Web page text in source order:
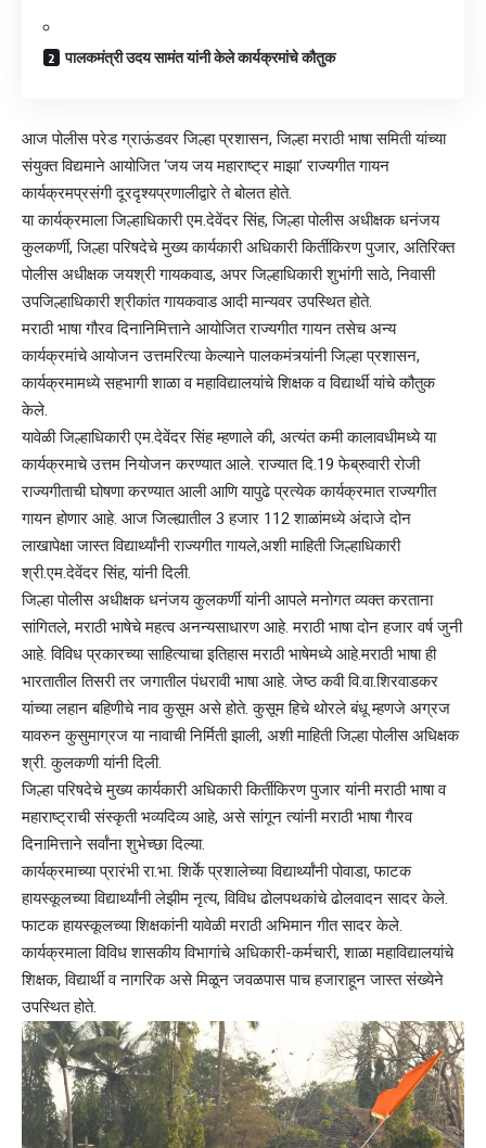
पालकमंत्री उदय सामंत यांनी केले कार्यक्रमांचे कौतुक
आज पोलीस परेड ग्राऊंडवर जिल्हा प्रशासन, जिल्हा मराठी भाषा समिती यांच्या
संयुक्त विद्यमाने आयोजित ‘जय जय महाराष्ट्र माझा’ राज्यगीत गायन
कार्यक्रमप्रसंगी दूरदृश्यप्रणालीद्वारे ते बोलत होते.
या कार्यक्रमाला जिल्हाधिकारी एम.देवेंदर सिंह, जिल्हा पोलीस अधीक्षक धनंजय
कुलकर्णी, जिल्हा परिषदेचे मुख्य कार्यकारी अधिकारी किर्तीकिरण पुजार, अतिरिक्त
पोलीस अधीक्षक जयश्री गायकवाड, अपर जिल्हाधिकारी शुभांगी साठे, निवासी
उपजिल्हाधिकारी श्रीकांत गायकवाड आदी मान्यवर उपस्थित होते.
मराठी भाषा गौरव दिनानिमित्ताने आयोजित राज्यगीत गायन तसेच अन्य
कार्यक्रमांचे आयोजन उत्तमरित्या केल्याने पालकमंत्र्यांनी जिल्हा प्रशासन,
कार्यक्रमामध्ये सहभागी शाळा व महाविद्यालयांचे शिक्षक व विद्यार्थी यांचे कौतुक
केले.
यावेळी जिल्हाधिकारी एम.देवेंदर सिंह म्हणाले की, अत्यंत कमी कालावधीमध्ये या
कार्यक्रमाचे उत्तम नियोजन करण्यात आले. राज्यात दि.19 फेब्रुवारी रोजी
राज्यगीताची घोषणा करण्यात आली आणि यापुढे प्रत्येक कार्यक्रमात राज्यगीत
गायन होणार आहे. आज जिल्ह्यातील 3 हजार 112 शाळांमध्ये अंदाजे दोन
लाखापेक्षा जास्त विद्यार्थ्यांनी राज्यगीत गायले,अशी माहिती जिल्हाधिकारी
श्री.एम.देवेंदर सिंह, यांनी दिली.
जिल्हा पोलीस अधीक्षक धनंजय कुलकर्णी यांनी आपले मनोगत व्यक्त करताना
सांगितले, मराठी भाषेचे महत्व अनन्यसाधारण आहे. मराठी भाषा दोन हजार वर्ष जुनी
आहे. विविध प्रकारच्या साहित्याचा इतिहास मराठी भाषेमध्ये आहे.मराठी भाषा ही
भारतातील तिसरी तर जगातील पंधरावी भाषा आहे. जेष्ठ कवी वि.वा.शिरवाडकर
यांच्या लहान बहिणीचे नाव कुसूम असे होते. कुसूम हिचे थोरले बंधू म्हणजे अग्रज
यावरुन कुसुमाग्रज या नावाची निर्मिती झाली, अशी माहिती जिल्हा पोलीस अधिक्षक
श्री. कुलकणी यांनी दिली.
जिल्हा परिषदेचे मुख्य कार्यकारी अधिकारी किर्तीकिरण पुजार यांनी मराठी भाषा व
महाराष्ट्राची संस्कृती भव्यदिव्य आहे, असे सांगून त्यांनी मराठी भाषा गैारव
दिनामित्ताने सर्वांना शुभेच्छा दिल्या.
कार्यक्रमाच्या प्रारंभी रा.भा. शिर्के प्रशालेच्या विद्यार्थ्यांनी पोवाडा, फाटक
हायस्कूलच्या विद्यार्थ्यांनी लेझीम नृत्य, विविध ढोलपथकांचे ढोलवादन सादर केले.
फाटक हायस्कूलच्या शिक्षकांनी यावेळी मराठी अभिमान गीत सादर केले.
कार्यक्रमाला विविध शासकीय विभागांचे अधिकारी-कर्मचारी, शाळा महाविद्यालयांचे
शिक्षक, विद्यार्थी व नागरिक असे मिळून जवळपास पाच हजाराहून जास्त संख्येने
उपस्थित होते.